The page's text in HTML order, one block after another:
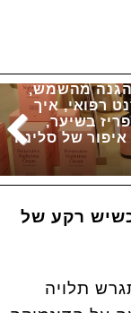
הגנה מהשמש,
רפואי, איך
בשיער,
איפור של סלינה
רקע של
תלויה